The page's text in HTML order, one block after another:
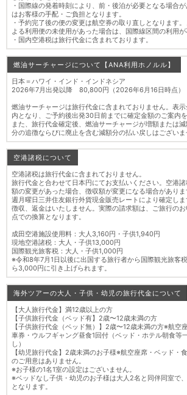
・国際線の発着時刻により、前・後泊が必要となる場合
はお客様の手配・ご負担となります。
・予約完了後の便の変更は航空券の取り直しとなります
よる利用便の未使用があった場合は、国際線区間の利用が
・国内空港税は旅行代金に含まれております。
燃油サーチャージについて【ANA利用ホノルル】
日本＝ハワイ・インド・インドネシア
2026年7月出発以降 80,800円（2026年6月16日時点）
燃油サーチャージは旅行代金に含まれておりません。表
内となり、ご予約後出発30日前までに確定金額のご案内を
また、旅行代金確定後、燃油サーチャージが増額または
分の追徴ならびに廃止を含む減額分の払い戻しはございま
空港諸税について
空港諸税は旅行代金に含まれておりません。
旅行代金と合わせて日本円にてお支払いください。空港
額の変更があった場合、徴収額が変更になる場合があり
週月曜日三井住友銀行外貨現金販売レートにより確定し
徴収、返金はいたしません。実際の請求額は、ご旅行の
点での換算となります。
成田空港施設使用料：大人3,160円・子供1,940円
現地空港諸税：大人・子供13,000円
国際観光旅客税：大人・子供1,000円
※令和8年7月1日以後に出国する旅行者から国際観光旅客
ら3,000円に引き上げられます。
海外ツアーの大人・子供・幼児の旅行代金について
【大人旅行代金】満12歳以上の方
【子供旅行代金（ベッド有】2歳〜12歳未満の方
【子供旅行代金（ベッド無）】2歳〜12歳未満の方※航空
車券・ウルフギャング昼食1回付（ベッド・ホテル朝食等
し）
【幼児旅行代金】2歳未満のお子様※航空座席・ベッド・
のご用意はありません。
※お子様の1名1室の設定はございません。
※ベッドなし子供・幼児のお子様は大人2名と同伴同室で
となります。